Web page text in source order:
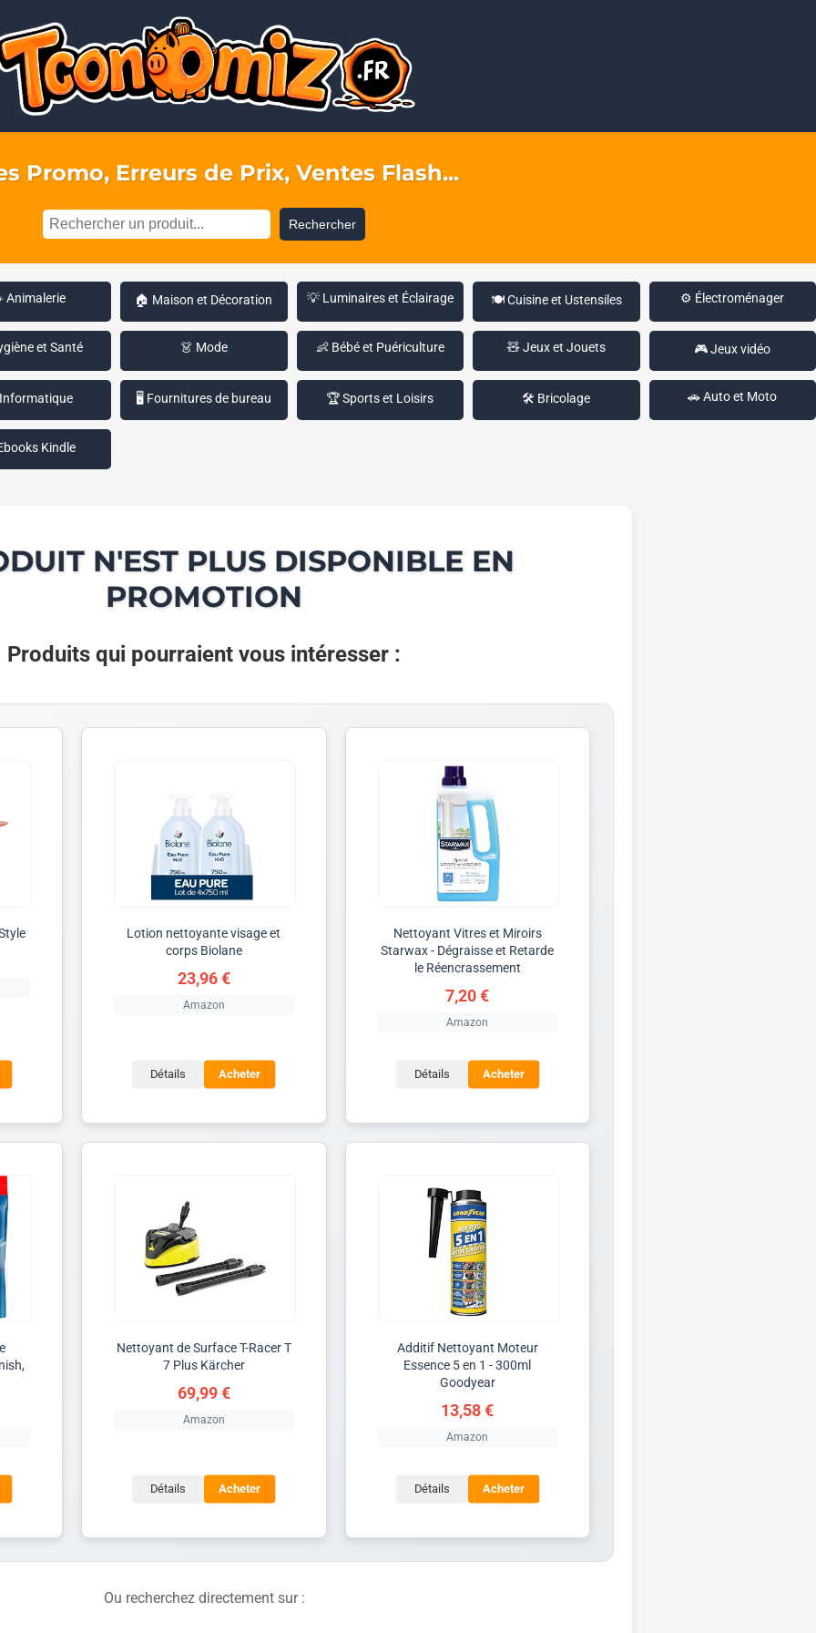
Promo, Erreurs de Prix, Ventes Flash...
Rechercher
Animalerie 🏠 Maison et Décoration 💡 Luminaires et Éclairage 🍽️ Cuisine et Ustensiles ⚙️ Électroménager
et Santé 👗 Mode 👶 Bébé et Puériculture 🧸 Jeux et Jouets 🎮 Jeux vidéo
🖥️ Fournitures de bureau 🏆 Sports et Loisirs 🛠️ Bricolage 🚗 Auto et Moto
Kindle
N'EST PLUS DISPONIBLE EN
PROMOTION
Produits qui pourraient vous intéresser :
Lotion nettoyante visage et
corps Biolane
23,96 €
Amazon
Détails Acheter
Nettoyant Vitres et Miroirs
Starwax - Dégraisse et Retarde
le Réencrassement
7,20 €
Amazon
Détails Acheter
Nettoyant de Surface T-Racer T
7 Plus Kärcher
69,99 €
Amazon
Détails Acheter
Additif Nettoyant Moteur
Essence 5 en 1 - 300ml
Goodyear
13,58 €
Amazon
Détails Acheter
Ou recherchez directement sur :